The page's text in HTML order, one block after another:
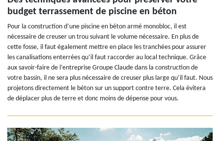
budget terrassement de piscine en béton
Pour la construction d’une piscine en béton armé monobloc, il est
nécessaire de creuser un trou suivant le volume nécessaire. En plus de
cette fosse, il faut également mettre en place les tranchées pour assurer
les canalisations enterrées qu’il faut raccorder au local technique. Grâce
aux savoir-faire de l’entreprise Groupe Claude dans la construction de
votre bassin, il ne sera plus nécessaire de creuser plus large qu’il faut. Nous
projetons directement le béton sur un support contre terre. Cela évitera
de déplacer plus de terre et donc moins de dépense pour vous.